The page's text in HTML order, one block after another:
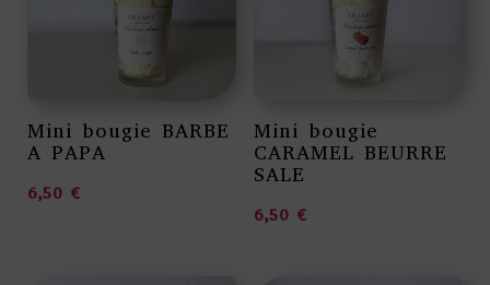
Mini bougie BARBE
A PAPA
6,50 €
Mini bougie
CARAMEL BEURRE
SALE
6,50 €